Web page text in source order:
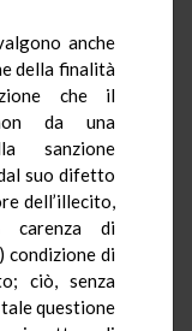
anche
della finalità
che il
da una
sanzione
suo difetto
dell’illecito,
carenza di
di
ciò, senza
questione